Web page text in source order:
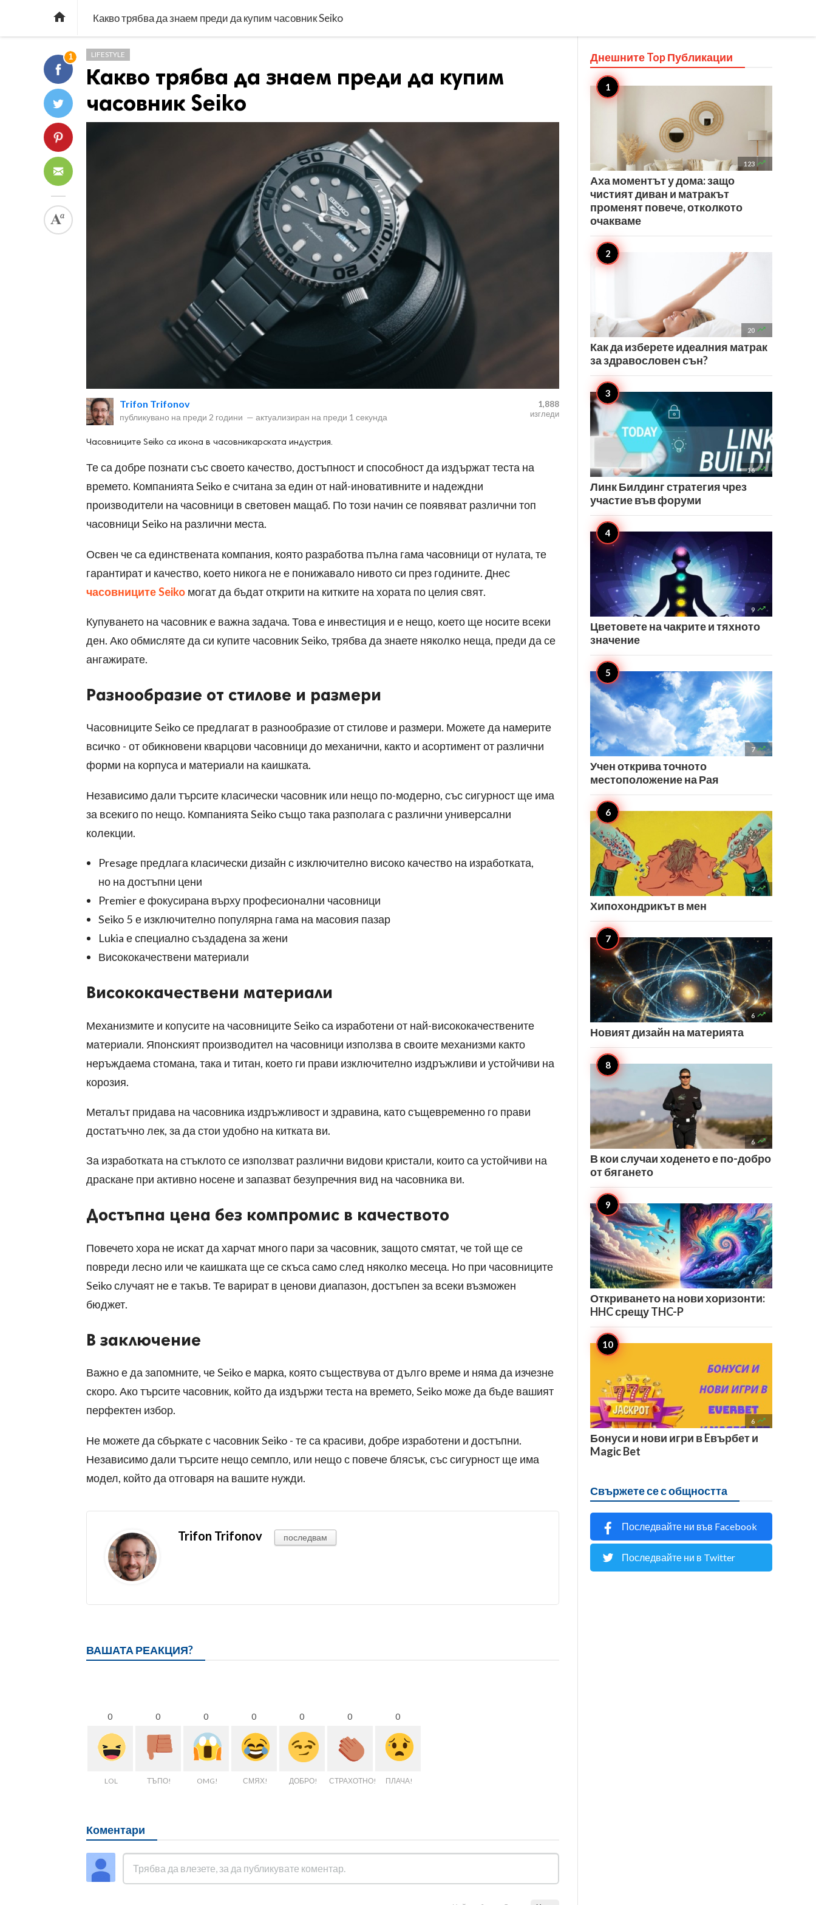
 Какво трябва да знаем преди да купим часовник Seiko
1 LIFESTYLE
Какво трябва да знаем преди да купим
часовник Seiko
Trifon Trifonov
публикувано на преди 2 години — актуализиран на преди 1 секунда
1,888
изгледи
Часовниците Seiko са икона в часовникарската индустрия.
Те са добре познати със своето качество, достъпност и способност да издържат теста на
времето. Компанията Seiko е считана за един от най-иновативните и надеждни
производители на часовници в световен мащаб. По този начин се появяват различни топ
часовници Seiko на различни места.
Освен че са единствената компания, която разработва пълна гама часовници от нулата, те
гарантират и качество, което никога не е понижавало нивото си през годините. Днес
часовниците Seiko могат да бъдат открити на китките на хората по целия свят.
Купуването на часовник е важна задача. Това е инвестиция и е нещо, което ще носите всеки
ден. Ако обмисляте да си купите часовник Seiko, трябва да знаете няколко неща, преди да се
ангажирате.
Разнообразие от стилове и размери
Часовниците Seiko се предлагат в разнообразие от стилове и размери. Можете да намерите
всичко - от обикновени кварцови часовници до механични, както и асортимент от различни
форми на корпуса и материали на каишката.
Независимо дали търсите класически часовник или нещо по-модерно, със сигурност ще има
за всекиго по нещо. Компанията Seiko също така разполага с различни универсални
колекции.
Presage предлага класически дизайн с изключително високо качество на изработката,
но на достъпни цени
Premier е фокусирана върху професионални часовници
Seiko 5 е изключително популярна гама на масовия пазар
Lukia е специално създадена за жени
Висококачествени материали
Висококачествени материали
Механизмите и копусите на часовниците Seiko са изработени от най-висококачествените
материали. Японският производител на часовници използва в своите механизми както
неръждаема стомана, така и титан, което ги прави изключително издръжливи и устойчиви на
корозия.
Металът придава на часовника издръжливост и здравина, като същевременно го прави
достатъчно лек, за да стои удобно на китката ви.
За изработката на стъклото се използват различни видови кристали, които са устойчиви на
драскане при активно носене и запазват безупречния вид на часовника ви.
Достъпна цена без компромис в качеството
Повечето хора не искат да харчат много пари за часовник, защото смятат, че той ще се
повреди лесно или че каишката ще се скъса само след няколко месеца. Но при часовниците
Seiko случаят не е такъв. Те варират в ценови диапазон, достъпен за всеки възможен
бюджет.
В заключение
Важно е да запомните, че Seiko е марка, която съществува от дълго време и няма да изчезне
скоро. Ако търсите часовник, който да издържи теста на времето, Seiko може да бъде вашият
перфектен избор.
Не можете да сбъркате с часовник Seiko - те са красиви, добре изработени и достъпни.
Независимо дали търсите нещо семпло, или нещо с повече блясък, със сигурност ще има
модел, който да отговаря на вашите нужди.
Trifon Trifonov последвам
ВАШАТА РЕАКЦИЯ?
0
LOL
0
ТЪПО!
0
OMG!
0
СМЯХ!
0
ДОБРО!
0
СТРАХОТНО!
0
ПЛАЧА!
Коментари
Днешните TopПубликации
123 
Аха моментът у дома: защо
чистият диван и матракът
променят повече, отколкото
очакваме
20 
Как да изберете идеалния матрак
за здравословен сън?
16 
Линк Билдинг стратегия чрез
участие във форуми
9 
Цветовете на чакрите и тяхното
значение
7 
Учен открива точното
местоположение на Рая
7 
Хипохондрикът в мен
6 
Новият дизайн на материята
6 
В кои случаи ходенето е по-добро
от бягането
6 
Откриването на нови хоризонти:
HHC срещу THC-P
6 
Бонуси и нови игри в Eвърбет и
Magic Bet
Свържете се с общността
Последвайте ни във Facebook
Последвайте ни в Twitter